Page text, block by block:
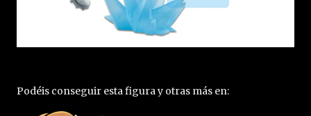
Podéis conseguir esta figura y otras más en: